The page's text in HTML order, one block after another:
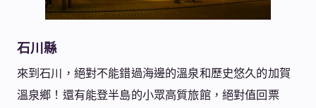
石川縣
來到石川，絕對不能錯過海邊的溫泉和歷史悠久的加賀
溫泉鄉！還有能登半島的小眾高質旅館，絕對值回票